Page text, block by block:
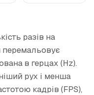
разів на
в герцах (Hz).
рух і менша
кадрів (FPS),